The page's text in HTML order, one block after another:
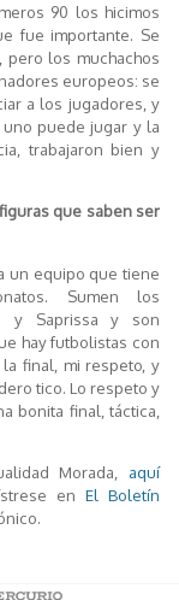
90 los hicimos
fue importante. Se
pero los muchachos
europeos: se
a los jugadores, y
puede jugar y la
trabajaron bien y
que saben ser
un equipo que tiene
Sumen los
y Saprissa y son
hay futbolistas con
final, mi respeto, y
tico. Lo respeto y
bonita final, táctica,
Morada, aquí
en El Boletín